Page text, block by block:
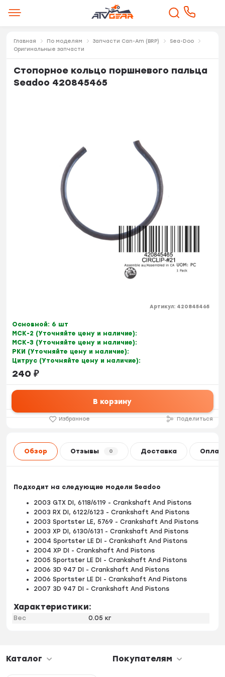
Главная По моделям Запчасти Can-Am (BRP)
Sea-Doo
Оригинальные запчасти
Стопорное кольцо поршневого пальца
Seadoo 420845465
Артикул: 420845465
Основной: 6 шт
МСК-2 (Уточняйте цену и наличие):
МСК-3 (Уточняйте цену и наличие):
РКИ (Уточняйте цену и наличие):
Цитрус (Уточняйте цену и наличие):
240 ₽
В корзину
Избранное Поделиться
Обзор Отзывы 0 Доставка
Подходит на следующие модели Seadoo
2003 GTX DI, 6118/6119 - Crankshaft And Pistons
2003 RX DI, 6122/6123 - Crankshaft And Pistons
2003 Sportster LE, 5769 - Crankshaft And Pistons
2003 XP DI, 6130/6131 - Crankshaft And Pistons
2004 Sportster LE DI - Crankshaft And Pistons
2004 XP DI - Crankshaft And Pistons
2005 Sportster LE DI - Crankshaft And Pistons
2006 3D 947 DI - Crankshaft And Pistons
2006 Sportster LE DI - Crankshaft And Pistons
2007 3D 947 DI - Crankshaft And Pistons
Характеристики:
Вес 0.05 кг
Каталог Покупателям